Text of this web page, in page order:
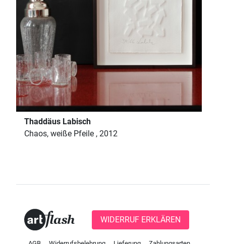
Thaddäus Labisch
Chaos, weiße Pfeile , 2012
WIDERRUF ERKLÄREN